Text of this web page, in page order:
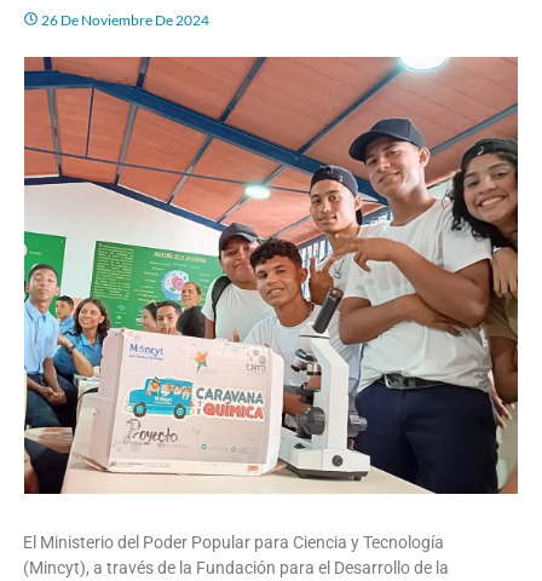
26 De Noviembre De 2024
El Ministerio del Poder Popular para Ciencia y Tecnología
(Mincyt), a través de la Fundación para el Desarrollo de la